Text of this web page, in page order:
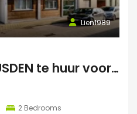
Lien1989
Appartement HEUSDEN te huur voor COHOUSING
2 Bedrooms